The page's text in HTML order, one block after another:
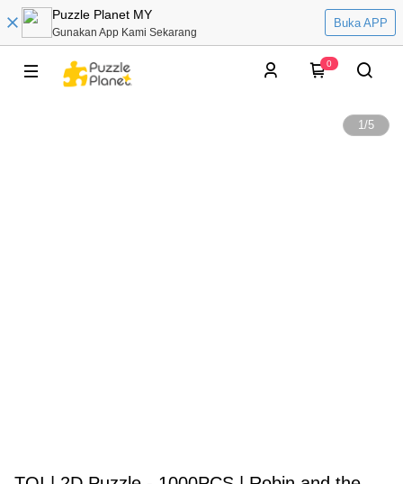
Puzzle Planet MY
Gunakan App Kami Sekarang
Buka APP
0
1/5